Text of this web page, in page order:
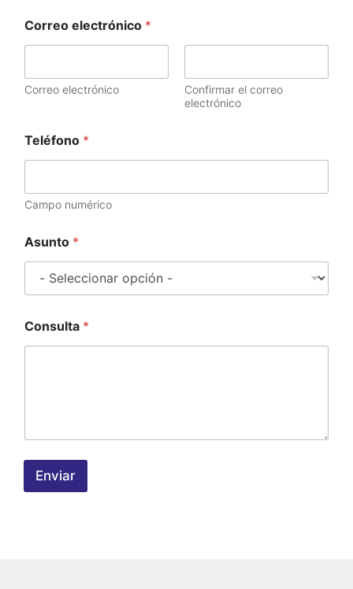
Correo electrónico *
Correo electrónico
Confirmar el correo
electrónico
Teléfono *
Campo numérico
Asunto *
Consulta *
Enviar